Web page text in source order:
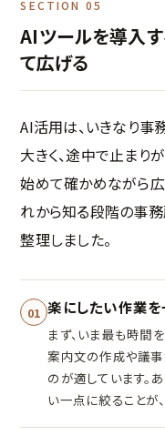
SECTION 05
AIツールを導入
て広げる
AI活用は、いきなり事
大きく、途中で止まり
始めて確かめながら広
れから知る段階の事
整理しました。
01 楽にしたい作業
まず、いま最も時間
案内文の作成や議事
のが適しています。
い一点に絞ることが